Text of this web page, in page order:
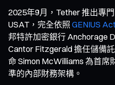
2025年9月，Tether 推出專
USAT，完全依照 GENIUS
邦特許加密銀行 Anchorage
Cantor Fitzgerald 擔任儲備
命 Simon McWilliams 為首
準的內部財務架構。